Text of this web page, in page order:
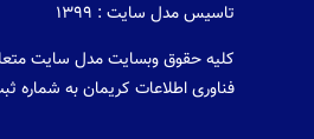
تاسیس مدل سایت : 1399
کلیه حقوق وبسایت مدل سایت
فناوری اطلاعات کریمان به شماره ثبت 19783 می